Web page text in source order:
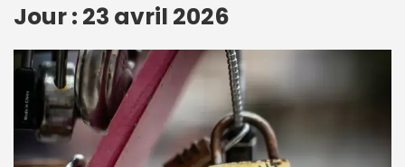
Jour : 23 avril 2026